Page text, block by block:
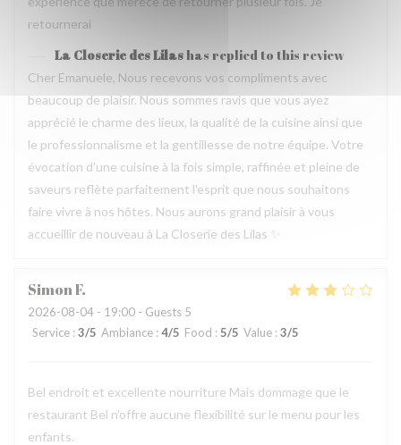
retournerai
La Closerie des Lilashas replied to this review
Cher Emanuele, Nous recevons vos compliments avec
beaucoup de plaisir. Nous sommes ravis que vous ayez
apprécié le charme des lieux, la qualité de la cuisine ainsi que
le professionnalisme et la gentillesse de notre équipe. Votre
évocation d’une cuisine à la fois simple, raffinée et pleine de
saveurs reflète parfaitement l’esprit que nous souhaitons
faire vivre à nos hôtes. Nous aurons grand plaisir à vous
accueillir de nouveau à La Closerie des Lilas ✨
SimonF
2026-08-04 - 19:00 - Guests 5
Service : 3/5 Ambiance : 4/5 Food : 5/5 Value : 3/5
Bel endroit et excellente nourriture Mais dommage que le
restaurant Bel n’offre aucune flexibilité sur le menu pour les
enfants.